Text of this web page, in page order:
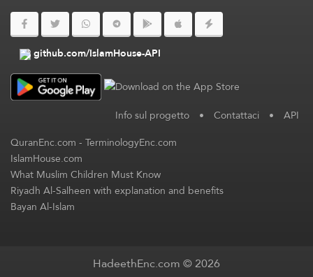
github.com/IslamHouse-API
Info sul progetto • Contattaci • API
QuranEnc.com-TerminologyEnc.com
IslamHouse.com
What Muslim Children Must Know
Riyadh Al-Salheen with explanation and benefits
Bayan Al-Islam
HadeethEnc.com © 2026